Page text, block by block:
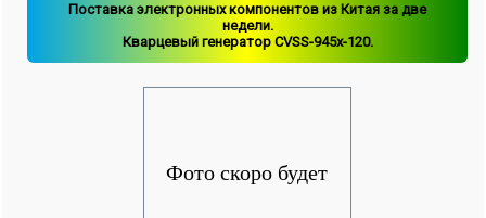
Поставка электронных компонентов из Китая за две
недели.
Кварцевый генератор CVSS-945x-120.